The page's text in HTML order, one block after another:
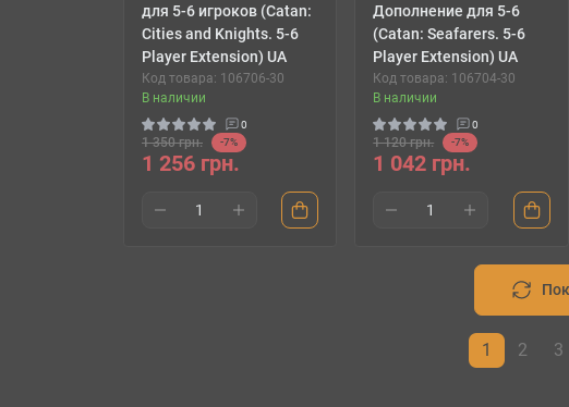
для 5-6 игроков (Catan:
Cities and Knights. 5-6
Player Extension) UA
Код товара: 106706-30
В наличии
0
1 350 грн. -7%
1 256 грн.
Дополнение для 5-6
(Catan: Seafarers. 5-6
Player Extension) UA
Код товара: 106704-30
В наличии
0
1 120 грн. -7%
1 042 грн.
1 2 3